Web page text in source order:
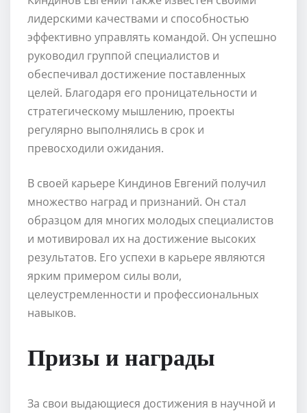
лидерскими качествами и способностью
эффективно управлять командой. Он успешно
руководил группой специалистов и
обеспечивал достижение поставленных
целей. Благодаря его проницательности и
стратегическому мышлению, проекты
регулярно выполнялись в срок и
превосходили ожидания.
В своей карьере Киндинов Евгений получил
множество наград и признаний. Он стал
образцом для многих молодых специалистов
и мотивировал их на достижение высоких
результатов. Его успехи в карьере являются
ярким примером силы воли,
целеустремленности и профессиональных
навыков.
Призы и награды
За свои выдающиеся достижения в научной и